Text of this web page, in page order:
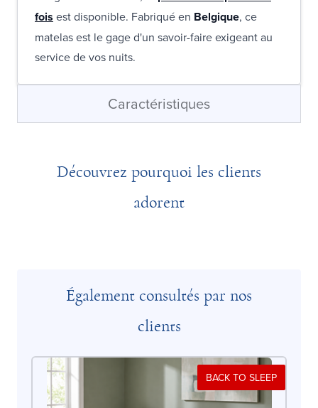
fois est disponible. Fabriqué en Belgique, ce
matelas est le gage d'un savoir-faire exigeant au
service de vos nuits.
Caractéristiques
Découvrez pourquoi les clients
adorent
Également consultés par nos
clients
BACK TO SLEEP